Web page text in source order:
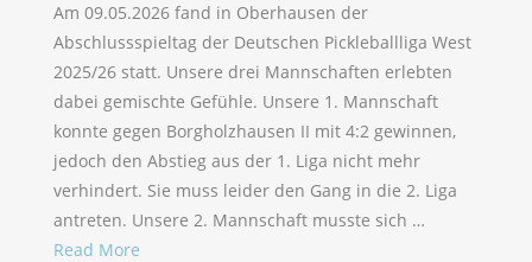
Am 09.05.2026 fand in Oberhausen der
Abschlussspieltag der Deutschen Pickleballliga West
2025/26 statt. Unsere drei Mannschaften erlebten
dabei gemischte Gefühle. Unsere 1. Mannschaft
konnte gegen Borgholzhausen II mit 4:2 gewinnen,
jedoch den Abstieg aus der 1. Liga nicht mehr
verhindert. Sie muss leider den Gang in die 2. Liga
antreten. Unsere 2. Mannschaft musste sich …
Read More